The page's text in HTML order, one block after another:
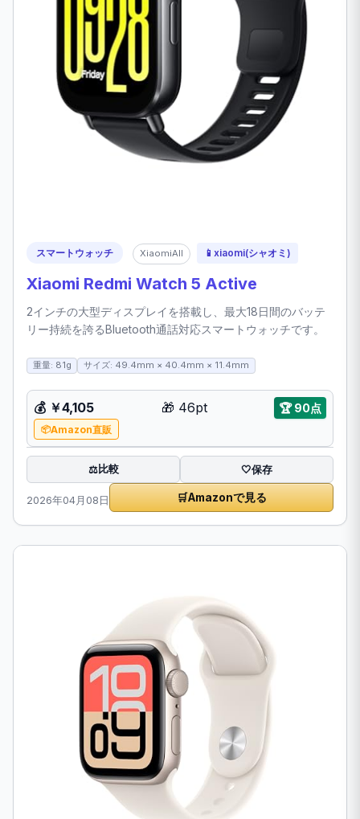
スマートウォッチ XiaomiAll 📱 xiaomi(シャオミ)
Xiaomi Redmi Watch 5 Active
2インチの大型ディスプレイを搭載し、最大18日間のバッテ
リー持続を誇るBluetooth通話対応スマートウォッチです。
重量: 81g サイズ: 49.4mm × 40.4mm × 11.4mm
💰 ￥4,105 🎁 46pt 🏆90点
Amazon直販
⚖️比較 🤍保存
2026年04月08日 🛒Amazonで見る